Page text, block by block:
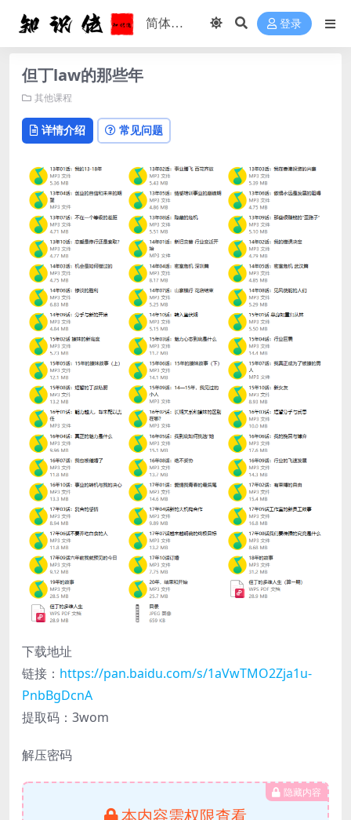
登录
但丁law的那些年
其他课程
详情介绍 常见问题
下载地址
链接： https://pan.baidu.com/s/1aVwTMO2Zja1u-
PnbBgDcnA
提取码：3wom
解压密码
隐藏内容